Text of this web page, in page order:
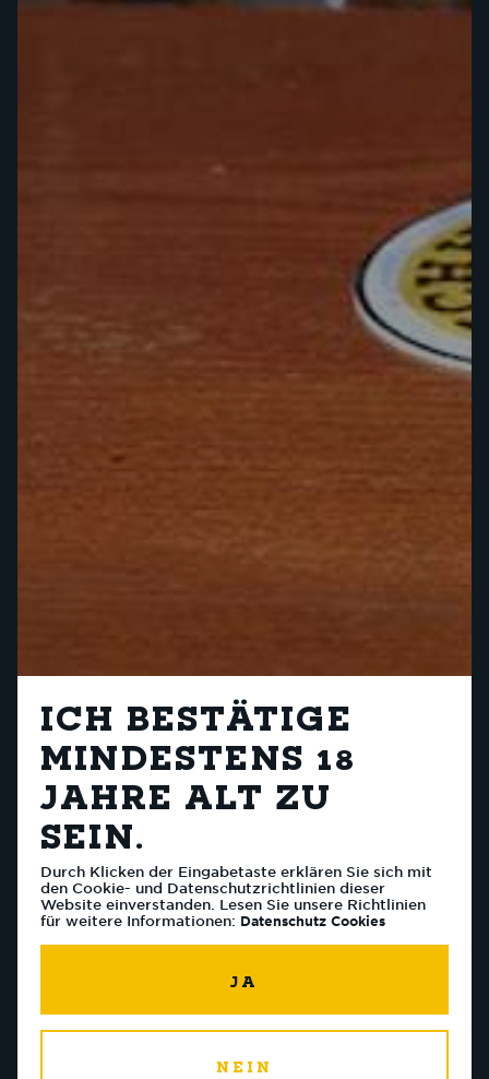
ICH BESTÄTIGE
MINDESTENS 18
JAHRE ALT ZU
SEIN.
Durch Klicken der Eingabetaste erklären Sie sich mit
den Cookie- und Datenschutzrichtlinien dieser
Website einverstanden. Lesen Sie unsere Richtlinien
für weitere Informationen: Datenschutz Cookies
JA
NEIN